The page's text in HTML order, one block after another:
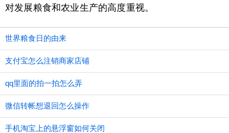
对发展粮食和农业生产的高度重视。
世界粮食日的由来
支付宝怎么注销商家店铺
qq里面的拍一拍怎么弄
微信转帐想退回怎么操作
手机淘宝上的悬浮窗如何关闭